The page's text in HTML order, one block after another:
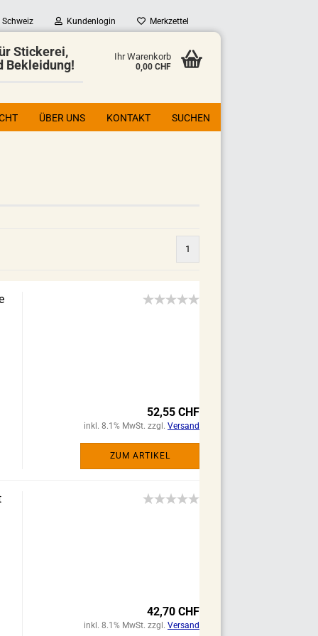
Schweiz Kundenlogin Merkzettel
Stickerei,
Bekleidung!
Ihr Warenkorb
0,00 CHF
ÜBER UNS KONTAKT SUCHEN
1
52,55 CHF
inkl. 8.1% MwSt. zzgl. Versand
ZUM ARTIKEL
42,70 CHF
inkl. 8.1% MwSt. zzgl. Versand